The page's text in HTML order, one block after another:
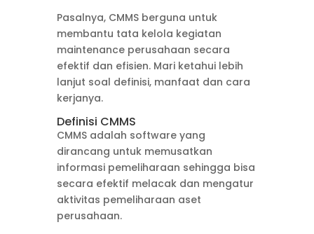
Pasalnya, CMMS berguna untuk
membantu tata kelola kegiatan
maintenance perusahaan secara
efektif dan efisien. Mari ketahui lebih
lanjut soal definisi, manfaat dan cara
kerjanya.
Definisi CMMS
CMMS adalah software yang
dirancang untuk memusatkan
informasi pemeliharaan sehingga bisa
secara efektif melacak dan mengatur
aktivitas pemeliharaan aset
perusahaan.